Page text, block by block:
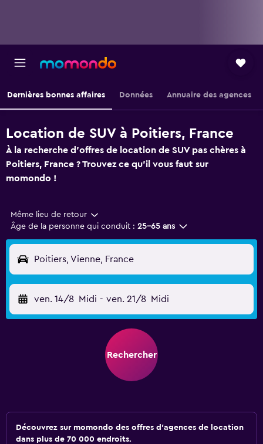
Dernières bonnes affaires Données Annuaire des agences
Location de SUV à Poitiers, France
À la recherche d'offres de location de SUV pas chères à
Poitiers, France ? Trouvez ce qu'il vous faut sur
momondo !
Même lieu de retour
Âge de la personne qui conduit : 25-65 ans
Poitiers, Vienne, France
ven. 14/8 Midi - ven. 21/8 Midi
Rechercher
Découvrez sur momondo des offres d'agences de location
dans plus de 70 000 endroits.